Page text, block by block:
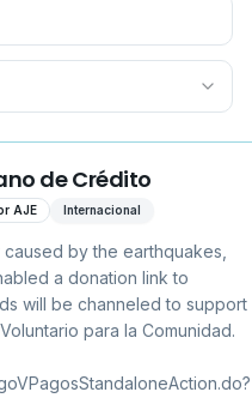
de Crédito
AJE Internacional
by the earthquakes,
a donation link to
will be channeled to support
para la Comunidad.